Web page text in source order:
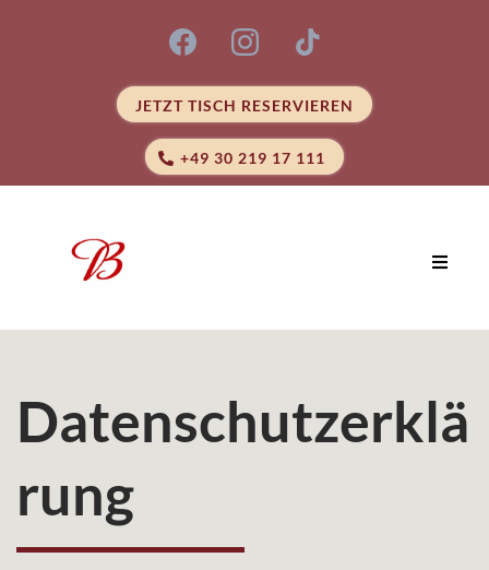
JETZT TISCH RESERVIEREN
+49 30 219 17 111
Datenschutzerklä
rung